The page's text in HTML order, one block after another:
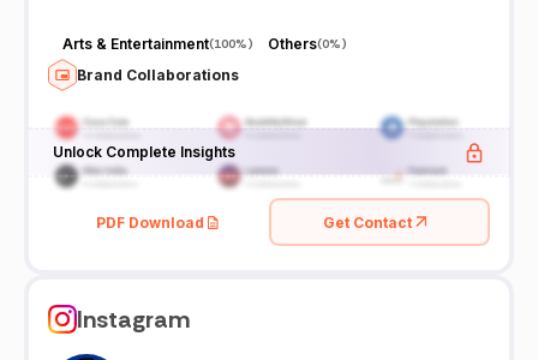
Arts & Entertainment(100%) Others(0%)
Brand Collaborations
Unlock Complete Insights
PDF Download Get Contact
Instagram